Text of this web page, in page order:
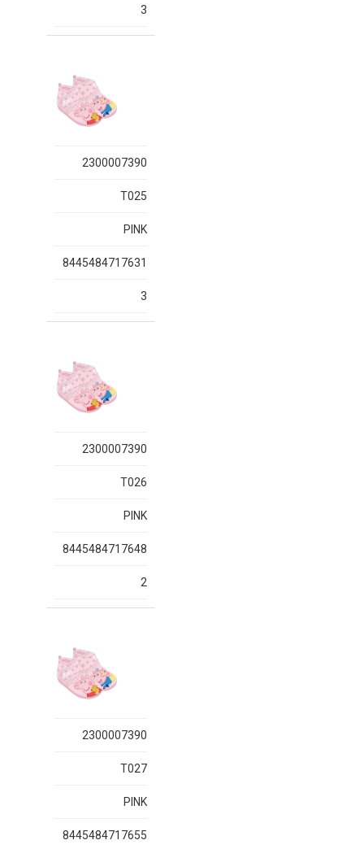
3
2300007390
T025
PINK
8445484717631
3
2300007390
T026
PINK
8445484717648
2
2300007390
T027
PINK
8445484717655